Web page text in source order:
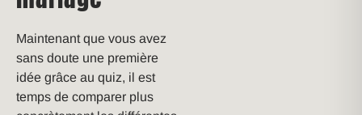
Maintenant que vous avez
sans doute une première
idée grâce au quiz, il est
temps de comparer plus